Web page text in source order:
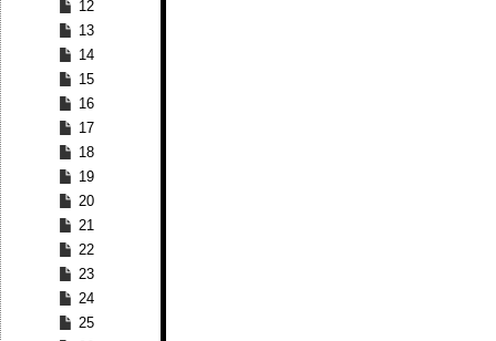
12
13
14
15
16
17
18
19
20
21
22
23
24
25